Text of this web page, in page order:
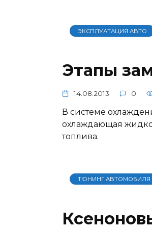
ЭКСПЛУАТАЦИЯ АВТО
Этапы
14.08.2013 0
В системе
охлаждающая
топлива.
ТЮНИНГ АВТОМОБИЛЯ